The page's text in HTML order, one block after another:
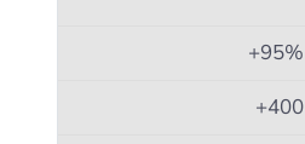
95%+
400+